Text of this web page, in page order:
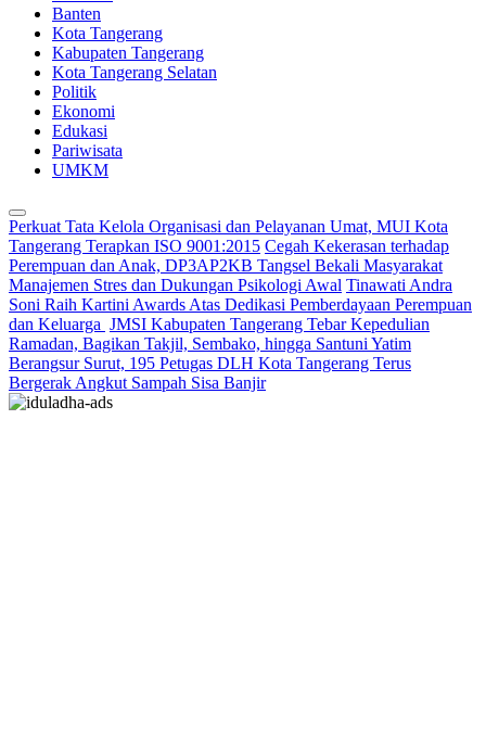
Banten
Kota Tangerang
Kabupaten Tangerang
Kota Tangerang Selatan
Politik
Ekonomi
Edukasi
Pariwisata
UMKM
Perkuat Tata Kelola Organisasi dan Pelayanan Umat, MUI Kota
Tangerang Terapkan ISO 9001:2015 Cegah Kekerasan terhadap
Perempuan dan Anak, DP3AP2KB Tangsel Bekali Masyarakat
Manajemen Stres dan Dukungan Psikologi Awal Tinawati Andra
Soni Raih Kartini Awards Atas Dedikasi Pemberdayaan Perempuan
dan Keluarga JMSI Kabupaten Tangerang Tebar Kepedulian
Ramadan, Bagikan Takjil, Sembako, hingga Santuni Yatim
Berangsur Surut, 195 Petugas DLH Kota Tangerang Terus
Bergerak Angkut Sampah Sisa Banjir